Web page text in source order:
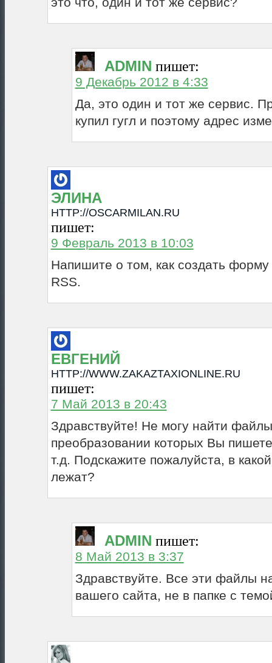
ADMIN пишет:
9 Декабрь 2012 в 4:33
Да, это один и тот же сервис.
купил гугл и поэтому адрес
ЭЛИНА
HTTP://OSCARMILAN.RU
пишет:
9 Февраль 2013 в 10:03
Напишите о том, как создать форму
RSS.
ЕВГЕНИЙ
HTTP://WWW.ZAKAZTAXIONLINE.RU
пишет:
7 Май 2013 в 20:43
Здравствуйте! Не могу найти
преобразовании которых Вы
т.д. Подскажите пожалуйста, в
лежат?
ADMIN пишет:
8 Май 2013 в 3:37
Здравствуйте. Все эти файлы
вашего сайта, не в папке с